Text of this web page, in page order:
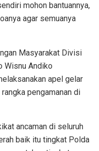
mohon bantuannya,
agar semuanya
Masyarakat Divisi
Wisnu Andiko
apel gelar
pengamanan di
ancaman di seluruh
baik itu tingkat Polda